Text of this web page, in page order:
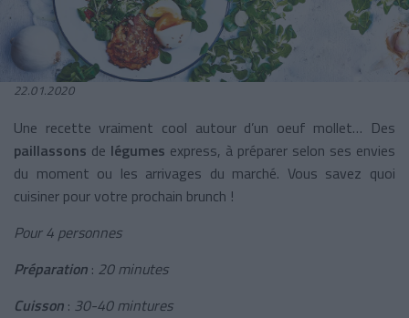
22.01.2020
Une recette vraiment cool autour d’un oeuf mollet… Des
paillassons de légumes express, à préparer selon ses envies
du moment ou les arrivages du marché. Vous savez quoi
cuisiner pour votre prochain brunch !
Pour 4 personnes
Préparation : 20 minutes
Cuisson : 30-40 mintures